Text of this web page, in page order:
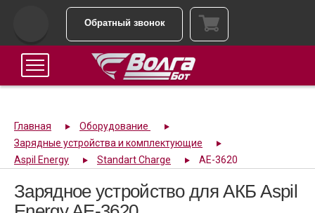
Обратный звонок
Главная
Оборудование
Зарядные устройства и комплектующие
Aspil Energy
Standart Charge AE-3620
Зарядное устройство для АКБ Aspil